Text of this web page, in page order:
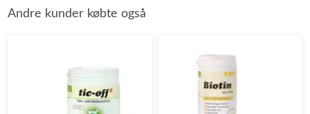
Andre kunder købte også